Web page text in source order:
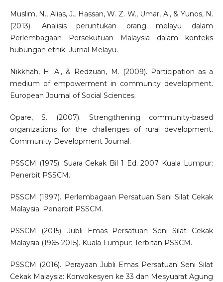
Muslim, N., Alias, J., Hassan, W. Z. W., Umar, A., & Yunos, N.
(2013). Analisis peruntukan orang melayu dalam
Perlembagaan Persekutuan Malaysia dalam konteks
hubungan etnik. Jurnal Melayu.
Nikkhah, H. A., & Redzuan, M. (2009). Participation as a
medium of empowerment in community development.
European Journal of Social Sciences.
Opare, S. (2007). Strengthening community-based
organizations for the challenges of rural development.
Community Development Journal.
PSSCM (1975). Suara Cekak Bil 1 Ed. 2007 Kuala Lumpur:
Penerbit PSSCM.
PSSCM (1997). Perlembagaan Persatuan Seni Silat Cekak
Malaysia. Penerbit PSSCM.
PSSCM (2015). Jubli Emas Persatuan Seni Silat Cekak
Malaysia (1965-2015). Kuala Lumpur: Terbitan PSSCM.
PSSCM (2016). Perayaan Jubli Emas Persatuan Seni Silat
Cekak Malaysia: Konvokesyen ke 33 dan Mesyuarat Agung